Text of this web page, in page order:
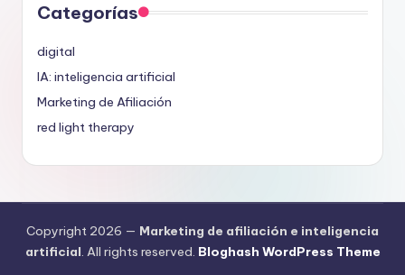
Categorías
digital
IA: inteligencia artificial
Marketing de Afiliación
red light therapy
Copyright 2026 — Marketing de afiliación e inteligencia
artificial. All rights reserved. Bloghash WordPress Theme